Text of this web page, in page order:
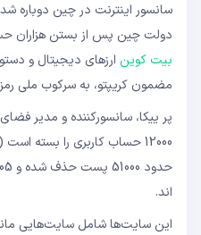
سانسور اینترنت در چین دوباره
دولت چین پس از بستن هزاران
بیت کوین ارزهای دیجیتال و
مضمون کریپتو، به سرکوب ملی
پر ییکا، سانسورکننده و مدیر
اند.